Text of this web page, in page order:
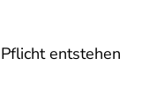
entstehen